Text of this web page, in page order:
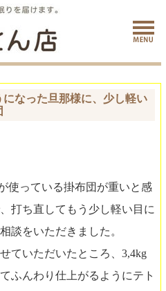
なった旦那様に、少し軽い
使っている掛布団が重いと感
打ち直してもう少し軽い目に
談をいただきました。
ていただいたところ、3,4kg
ふんわり仕上がるようにテト